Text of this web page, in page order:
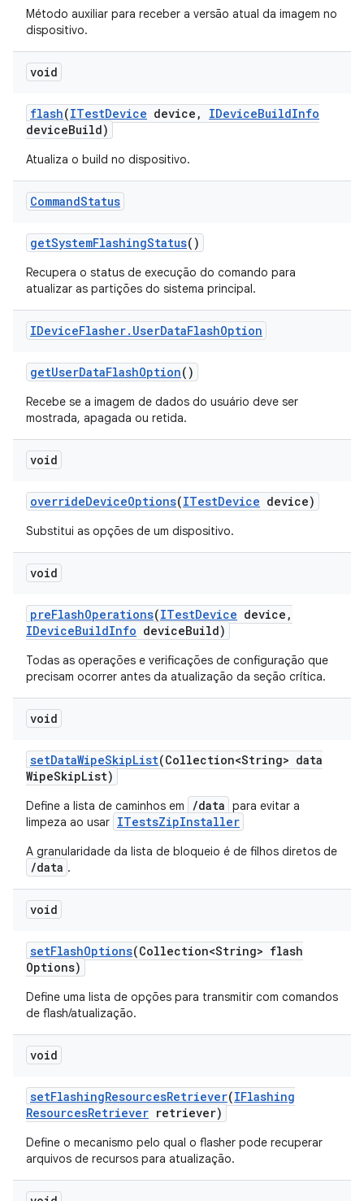
Método auxiliar para receber a versão atual da imagem no
dispositivo.
void
flash(ITestDevice device , IDeviceBuildInfo
deviceBuild)
Atualiza o build no dispositivo.
CommandStatus
getSystemFlashingStatus()
Recupera o status de execução do comando para
atualizar as partições do sistema principal.
IDeviceFlasher. UserDataFlashOption
getUserDataFlashOption()
Recebe se a imagem de dados do usuário deve ser
mostrada, apagada ou retida.
void
overrideDeviceOptions(ITestDevice device)
Substitui as opções de um dispositivo.
void
preFlashOperations(ITestDevice device ,
IDeviceBuildInfo deviceBuild)
Todas as operações e verificações de configuração que
precisam ocorrer antes da atualização da seção crítica.
void
setDataWipeSkipList(Collection<String> data
WipeSkipList)
Define a lista de caminhos em /data para evitar a
limpeza ao usar ITestsZipInstaller
A granularidade da lista de bloqueio é de filhos diretos de
/data .
void
setFlashOptions(Collection<String> flash
Options)
Define uma lista de opções para transmitir com comandos
de flash/atualização.
void
setFlashingResourcesRetriever(IFlashing
ResourcesRetriever retriever)
Define o mecanismo pelo qual o flasher pode recuperar
arquivos de recursos para atualização.